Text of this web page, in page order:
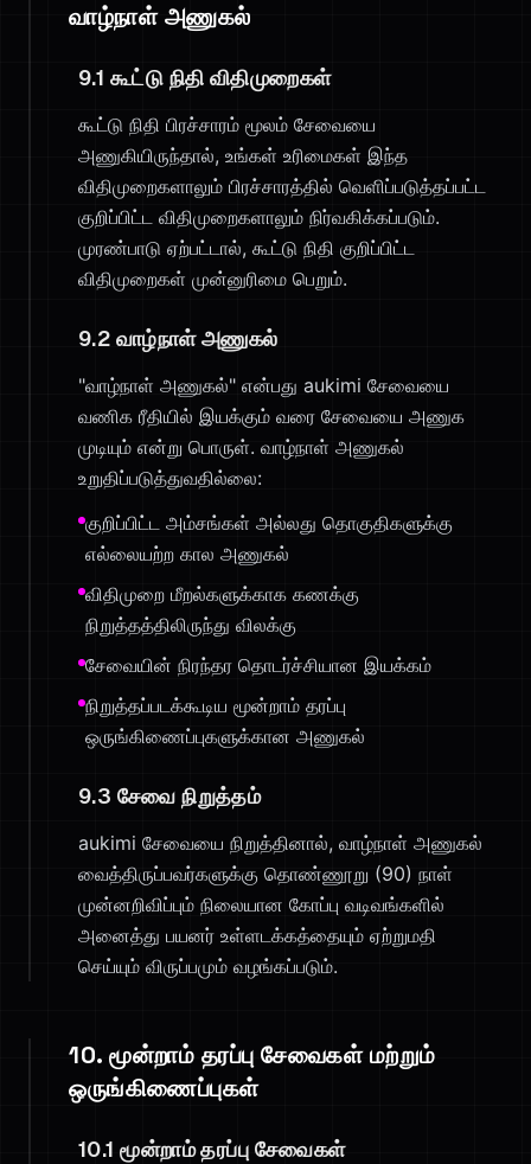
வாழ்நாள் அணுகல்
9.1 கூட்டு நிதி விதிமுறைகள்
கூட்டு நிதி பிரச்சாரம் மூலம் சேவையை
அணுகியிருந்தால், உங்கள் உரிமைகள் இந்த
விதிமுறைகளாலும் பிரச்சாரத்தில் வெளிப்படுத்தப்பட்ட
குறிப்பிட்ட விதிமுறைகளாலும் நிர்வகிக்கப்படும்.
முரண்பாடு ஏற்பட்டால், கூட்டு நிதி குறிப்பிட்ட
விதிமுறைகள் முன்னுரிமை பெறும்.
9.2 வாழ்நாள் அணுகல்
"வாழ்நாள் அணுகல்" என்பது aukimi சேவையை
வணிக ரீதியில் இயக்கும் வரை சேவையை அணுக
முடியும் என்று பொருள். வாழ்நாள் அணுகல்
உறுதிப்படுத்துவதில்லை:
குறிப்பிட்ட அம்சங்கள் அல்லது தொகுதிகளுக்கு
எல்லையற்ற கால அணுகல்
விதிமுறை மீறல்களுக்காக கணக்கு
நிறுத்தத்திலிருந்து விலக்கு
சேவையின் நிரந்தர தொடர்ச்சியான இயக்கம்
நிறுத்தப்படக்கூடிய மூன்றாம் தரப்பு
ஒருங்கிணைப்புகளுக்கான அணுகல்
9.3 சேவை நிறுத்தம்
aukimi சேவையை நிறுத்தினால், வாழ்நாள் அணுகல்
வைத்திருப்பவர்களுக்கு தொண்ணூறு (90) நாள்
முன்னறிவிப்பும் நிலையான கோப்பு வடிவங்களில்
அனைத்து பயனர் உள்ளடக்கத்தையும் ஏற்றுமதி
செய்யும் விருப்பமும் வழங்கப்படும்.
10. மூன்றாம் தரப்பு சேவைகள் மற்றும்
ஒருங்கிணைப்புகள்
10.1 மூன்றாம் தரப்பு சேவைகள்